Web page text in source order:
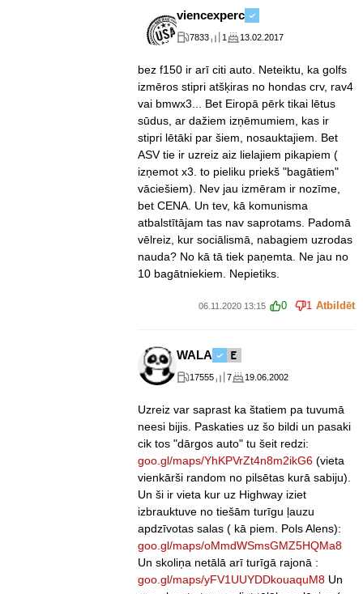
viencexperc
7833 1 13.02.2017
bez f150 ir arī citi auto. Neteiktu, ka golfs
izmēros stipri atšķiras no hondas crv, rav4
vai bmwx3... Bet Eiropā pērk tikai lētus
sūdus, ar dažiem izņēmumiem, kas ir
stipri lētāki par šiem, nosauktajiem. Bet
ASV tie ir uzreiz aiz lielajiem pikapiem (
izņemot x3. to pieliku priekš "bagātiem"
vāciešiem). Nev jau izmēram ir nozīme,
bet CENA. Un tev, kā komunisma
atbalstītājam tas nav saprotams. Padomā
vēlreiz, kur sociālismā, nabagiem uzrodas
nauda? No kā tā tiek paņemta. Ne jau no
10 bagātniekiem. Nepietiks.
06.11.2020 13:15 0 1 Atbildēt
WALA
17555 7 19.06.2002
Uzreiz var saprast ka štatiem pa tuvumā
neesi bijis. Paskaties uz šo bildi un pasaki
cik tos "dārgos auto" tu šeit redzi:
goo.gl/maps/YhKPVrZt4n8m2ikG6 (vieta
vienkārši random no pilsētas kurā sabiju).
Un ši ir vieta kur uz Highway iziet
izbrauktuve no tiešām turīgu ļauzu
apdzīvotas salas ( kā piem. Pols Alens):
goo.gl/maps/oMmdWSmsGMZ5HQMa8
Un skoliņa netālā arī turīgā rajonā :
goo.gl/maps/yFV1UUYDDkouaquM8 Un